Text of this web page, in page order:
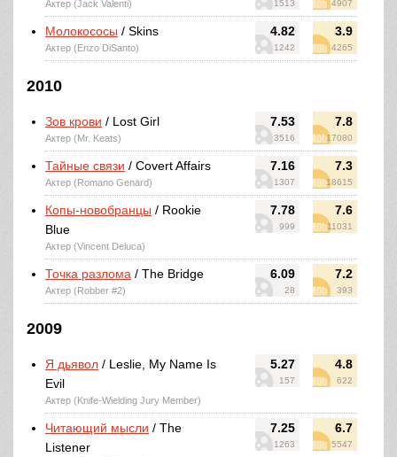
1513 4907
Актер (Jack Valenti)
4.82
1242
3.9
4265
Молокососы / Skins
Актер (Enzo DiSanto)
2010
7.53
3516
7.8
17080
Зов крови / Lost Girl
Актер (Mr. Keats)
7.16
1307
7.3
18615
Тайные связи / Covert Affairs
Актер (Romano Genard)
7.78
999
7.6
11031
Копы-новобранцы / Rookie
Blue
Актер (Vincent Deluca)
6.09
28
7.2
393
Точка разлома / The Bridge
Актер (Robber #2)
2009
5.27
157
4.8
622
Я дьявол / Leslie, My Name Is
Evil
Актер (Knife-Wielding Jury Member)
7.25
1263
6.7
5547
Читающий мысли / The
Listener